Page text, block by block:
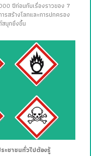
ปีก่อนกับเรื่องราวของ 7
รสร้างโลกและการปกครอง
สนุกยิ่งขึ้น
ชาชนทั่วไปต้องรู้